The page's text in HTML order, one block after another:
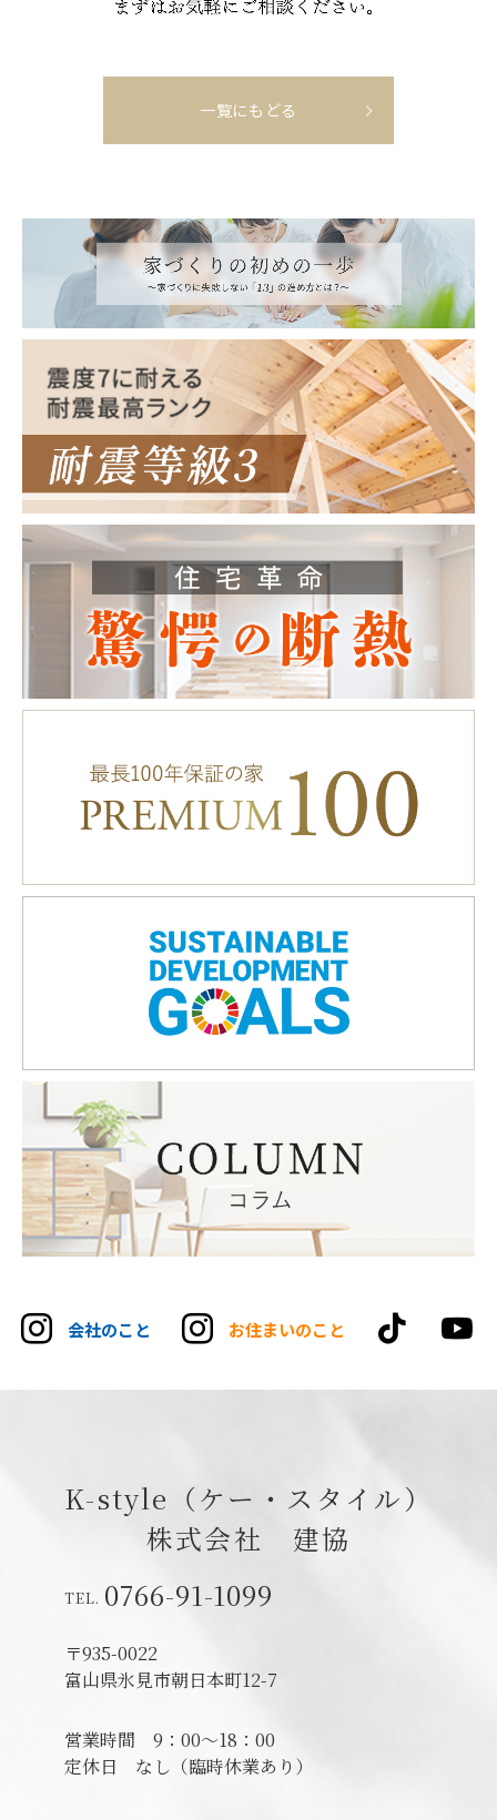
一覧にもどる
会社のこと お住まいのこと
K-style（ケー・スタイル）
株式会社 建協
0766-91-1099
〒935-0022
富山県氷見市朝日本町12-7
営業時間 9：00～18：00
定休日 なし（臨時休業あり）